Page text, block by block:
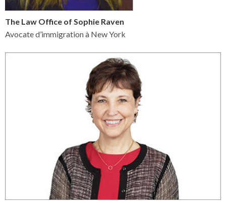
The Law Office of Sophie Raven
Avocate d’immigration à New York